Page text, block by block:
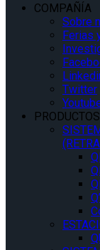
COMPAÑÍA
Sobre
Ferias
Twitter
PRODUCTOS